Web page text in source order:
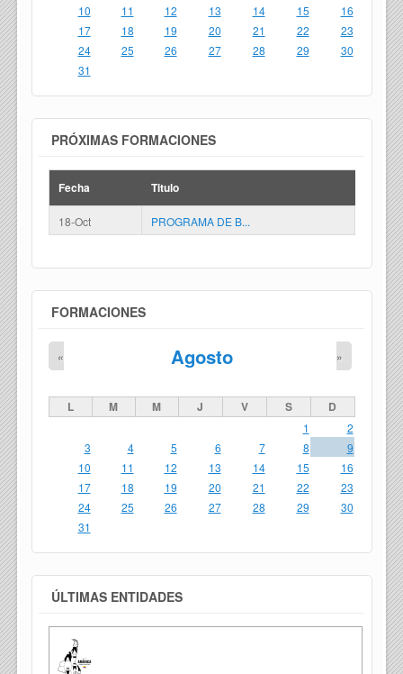
10
11 12 13 14 15
16
17
18 19 20 21 22
23
24
25 26 27 28 29
30
31
PRÓXIMAS FORMACIONES
Fecha Titulo
18-Oct PROGRAMA DE B...
FORMACIONES
Agosto
« »
L M M J V S D
1
2
3
4 5 6 7 8
9
10
11 12 13 14 15
16
17
18 19 20 21 22
23
24
25 26 27 28 29
30
31
ÚLTIMAS ENTIDADES